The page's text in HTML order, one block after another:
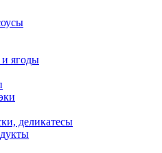
ягоды
деликатесы